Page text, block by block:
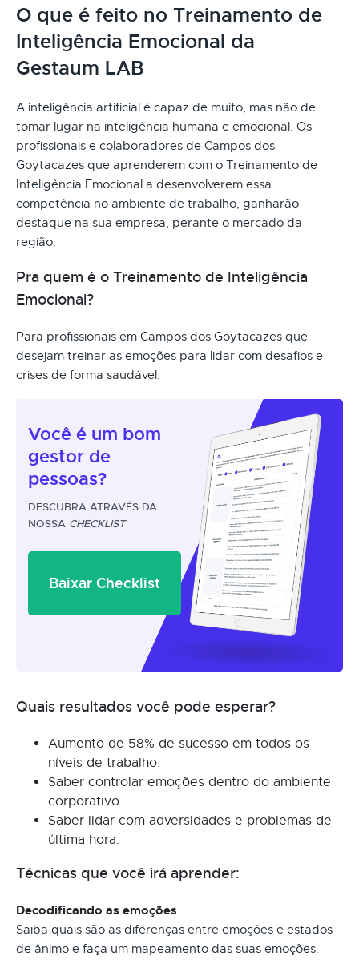
O que é feito no Treinamento de
Inteligência Emocional da
Gestaum LAB
A inteligência artificial é capaz de muito, mas não de
tomar lugar na inteligência humana e emocional. Os
profissionais e colaboradores de Campos dos
Goytacazes que aprenderem com o Treinamento de
Inteligência Emocional a desenvolverem essa
competência no ambiente de trabalho, ganharão
destaque na sua empresa, perante o mercado da
região.
Pra quem é o Treinamento de Inteligência
Emocional?
Para profissionais em Campos dos Goytacazes que
desejam treinar as emoções para lidar com desafios e
crises de forma saudável.
Você é um bom
gestor de
pessoas?
DESCUBRA ATRAVÉS DA
NOSSA CHECKLIST
Baixar Checklist
Quais resultados você pode esperar?
Aumento de 58% de sucesso em todos os
níveis de trabalho.
Saber controlar emoções dentro do ambiente
corporativo.
Saber lidar com adversidades e problemas de
última hora.
Técnicas que você irá aprender:
Decodificando as emoções
Saiba quais são as diferenças entre emoções e estados
de ânimo e faça um mapeamento das suas emoções.